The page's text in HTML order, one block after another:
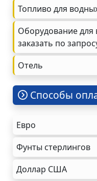
Топливо для
Оборудование
заказать по
Oтель
Cпособы
Евро
Фунты стерлингов
Доллар США